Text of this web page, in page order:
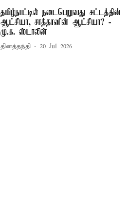
தமிழ்நாட்டில் நடைபெறுவது சட்டத்தின்
ஆட்சியா, சாத்தானின் ஆட்சியா? -
மு.க. ஸ்டாலின்
தினத்தந்தி 20 Jul 2026